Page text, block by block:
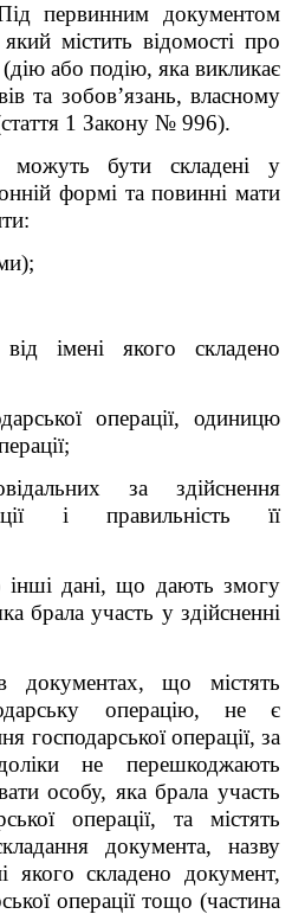
первинним документом
містить відомості про
або подію, яка викликає
та зобов’язань, власному
1 Закону № 996).
можуть бути складені у
формі та повинні мати
імені якого складено
операції, одиницю
за здійснення
і правильність її
інші дані, що дають змогу
брала участь у здійсненні
документах, що містять
операцію, не є
господарської операції, за
не перешкоджають
особу, яка брала участь
операції, та містять
документа, назву
якого складено документ,
операції тощо (частина